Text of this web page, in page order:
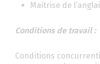
Maitrise de
Conditions de travail :
Conditions